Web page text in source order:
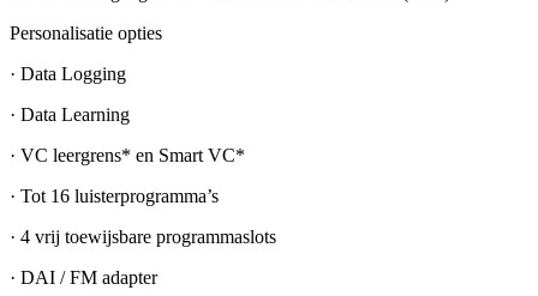
Personalisatie opties
· Data Logging
· Data Learning
· VC leergrens* en Smart VC*
· Tot 16 luisterprogramma’s
· 4 vrij toewijsbare programmaslots
· DAI / FM adapter